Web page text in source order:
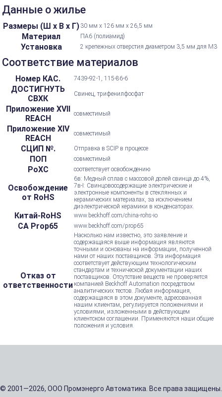
Данные о жилье
Размеры (Ш х В х Г) 30 мм х 126 мм х 26,5 мм
Материал ПА6 (полиамид)
Установка 2 крепежных отверстия диаметром 3,5 мм для M3
Соответствие материалов
Номер КАС. 7439-92-1, 115-86-6
ДОСТИГНУТЬ
СВХК
Свинец, трифенилфосфат
Приложение XVII
REACH
совместимый
Приложение XIV
REACH
совместимый
СЦИП №. Отправка в SCIP в процессе
ПОП совместимый
РоХС соответствует освобождению
Освобождение
от RoHS
6в: Медный сплав с массовой долей свинца до 4%,
7в-I: Свинцовосодержащие электрические и
электронные компоненты в стеклянных и
керамических материалах, за исключением
диэлектрической керамики в конденсаторах.
Китай-RoHS www.beckhoff.com/china-rohs-io
CA Prop65 www.beckhoff.com/prop65
Отказ от
ответственности
Насколько нам известно, это заявление и
содержащаяся выше информация являются
точными и основаны на информации, полученной
нами от наших поставщиков. Эта информация
соответствует действующим технологическим
стандартам и технической документации наших
поставщиков. Отсутствие веществ не проверяется
компанией Beckhoff Automation посредством
аналитических тестов. Любая информация,
содержащаяся в этом документе, адресованная
нашим клиентам, регулируется положениями и
условиями, изложенными в действующем
клиентском соглашении. Применяются наши общие
положения и условия.
© 2001—2026, ООО Промэнерго Автоматика. Все права защищены.